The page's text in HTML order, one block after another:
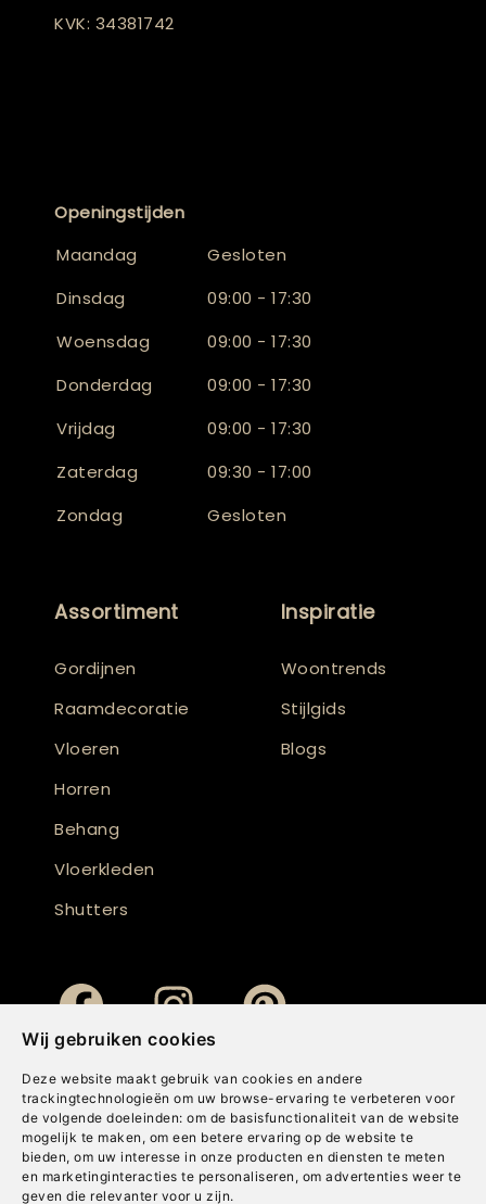
Wij gebruiken cookies
Deze website maakt gebruik van cookies en andere
trackingtechnologieën om uw browse-ervaring te verbeteren voor
de volgende doeleinden: om de basisfunctionaliteit van de website
mogelijk te maken , om een betere ervaring op de website te
bieden, om uw interesse in onze producten en diensten te meten
en marketinginteracties te personaliseren , om advertenties weer te
geven die relevanter voor u zijn.
KVK: 34381742
Openingstijden
Maandag
Gesloten
Dinsdag
09:00 - 17:30
Woensdag
09:00 - 17:30
Donderdag
09:00 - 17:30
Vrijdag
09:00 - 17:30
Zaterdag
09:30 - 17:00
Zondag
Gesloten
Assortiment
Gordijnen
Raamdecoratie
Vloeren
Horren
Behang
Vloerkleden
Shutters
Inspiratie
Woontrends
Stijlgids
Blogs